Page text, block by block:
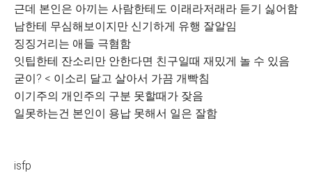
근데 본인은 아끼는 사람한테도 이래라저래라 듣기 싫어함
남한테 무심해보이지만 신기하게 유행 잘알임
징징거리는 애들 극혐함
잇팁한테 잔소리만 안한다면 친구일때 재밌게 놀 수 있음
굳이? < 이소리 달고 살아서 가끔 개빡침
이기주의 개인주의 구분 못할때가 잦음
일못하는건 본인이 용납 못해서 일은 잘함
isfp